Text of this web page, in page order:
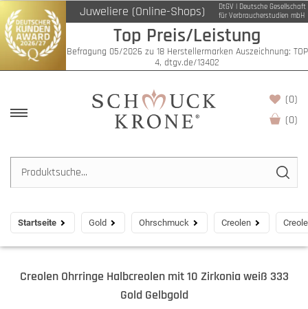
Juweliere (Online-Shops)
DtGV | Deutsche Gesellschaft
für Verbraucherstudien mbH
Top Preis/Leistung
Befragung 05/2026 zu 18 Herstellermarken Auszeichnung: TOP
4, dtgv.de/13402
(0)
(0)
Startseite Gold Ohrschmuck Creolen
Creolen Ohrringe Halbcreolen mit 10 Zirkonia weiß 333
Gold Gelbgold